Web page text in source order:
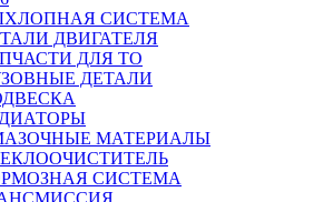
СИСТЕМА
ДВИГАТЕЛЯ
ДЛЯ ТО
ДЕТАЛИ
МАТЕРИАЛЫ
СИСТЕМА